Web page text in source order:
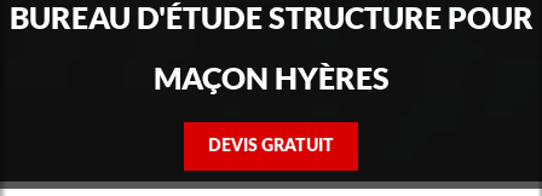
BUREAU D'ÉTUDE STRUCTURE POUR
MAÇON HYÈRES
DEVIS GRATUIT